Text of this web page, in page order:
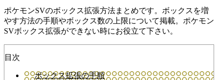
ポケモンSVのボックス拡張方法まとめです。ボックスを増
やす方法の手順やボックス数の上限について掲載。ポケモン
SVボックス拡張ができない時にお役立て下さい。
目次
ボックス拡張の手順